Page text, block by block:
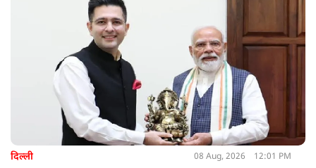
दिल्ली 08 Aug, 2026 12:01 PM